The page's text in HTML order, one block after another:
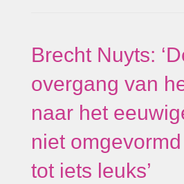
Brecht Nuyts:
overgang van
naar het
niet
tot iets leuks’